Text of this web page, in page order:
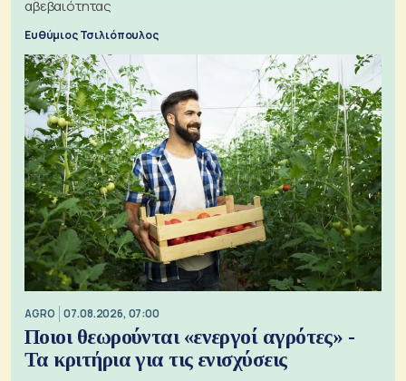
αβεβαιότητας
Ευθύμιος Τσιλιόπουλος
AGRO 07.08.2026, 07:00
Ποιοι θεωρούνται «ενεργοί αγρότες» -
Τα κριτήρια για τις ενισχύσεις